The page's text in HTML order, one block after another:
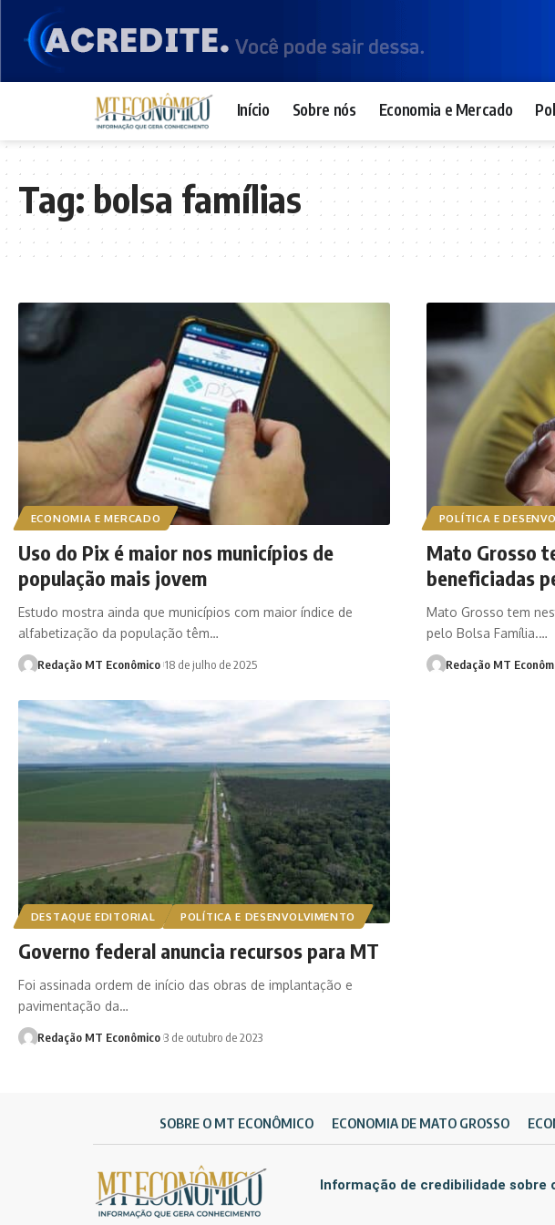
Início Sobre nós Economia e Mercado
Tag:bolsa famílias
ECONOMIA E MERCADO
Uso do Pix é maior nos municípios de
população mais jovem
Estudo mostra ainda que municípios com maior índice de
alfabetização da população têm…
Redação MT Econômico 18 de julho de 2025
POLÍTICA E
Mato Grosso
beneficiadas
Mato Grosso tem
pelo Bolsa Família.…
Redação MT
DESTAQUE EDITORIAL POLÍTICA E DESENVOLVIMENTO
Governo federal anuncia recursos para MT
Foi assinada ordem de início das obras de implantação e
pavimentação da…
Redação MT Econômico 3 de outubro de 2023
SOBRE O MT ECONÔMICO ECONOMIA DE MATO GROSSO
Informação de credibilidade